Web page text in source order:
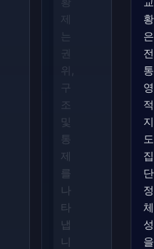
제
는
권
위,
구
조
및
통
제
를
나
타
냅
니
황
은
전
영
적
지
집
단
정
체
성
을